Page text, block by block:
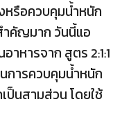
หรือควบคุมน้ำหนัก
ำคัญมาก วันนี้แอ
าหารจาก สูตร 2:1:1
การควบคุมน้ำหนัก
ป็นสามส่วน โดยใช้